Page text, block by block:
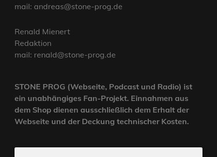
mail: andreas@stone-prog.de
Renald Mienert
Redaktion
mail: renald@stone-prog.de
STONE PROG (Webseite, Podcast und Radio) ist
ein unabhängiges Fan-Projekt. Einnahmen aus
dem Shop dienen ausschließlich dem Erhalt der
Webseite und der Deckung technischer Kosten.